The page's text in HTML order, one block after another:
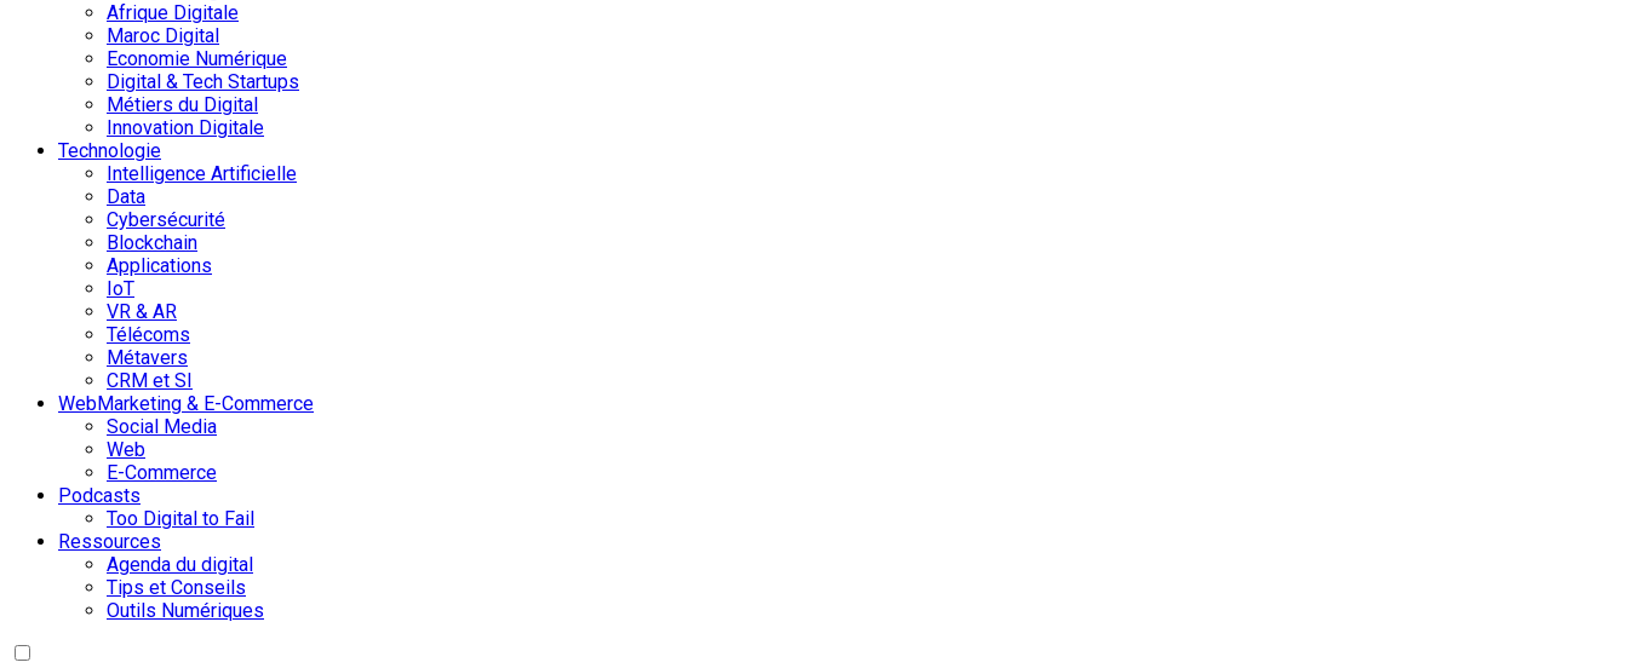
Afrique Digitale
Maroc Digital
Economie Numérique
Digital & Tech Startups
Métiers du Digital
Innovation Digitale
Technologie
Intelligence Artificielle
Data
Cybersécurité
Blockchain
Applications
IoT
VR & AR
Télécoms
Métavers
CRM et SI
WebMarketing & E-Commerce
Social Media
Web
E-Commerce
Podcasts
Too Digital to Fail
Ressources
Agenda du digital
Tips et Conseils
Outils Numériques